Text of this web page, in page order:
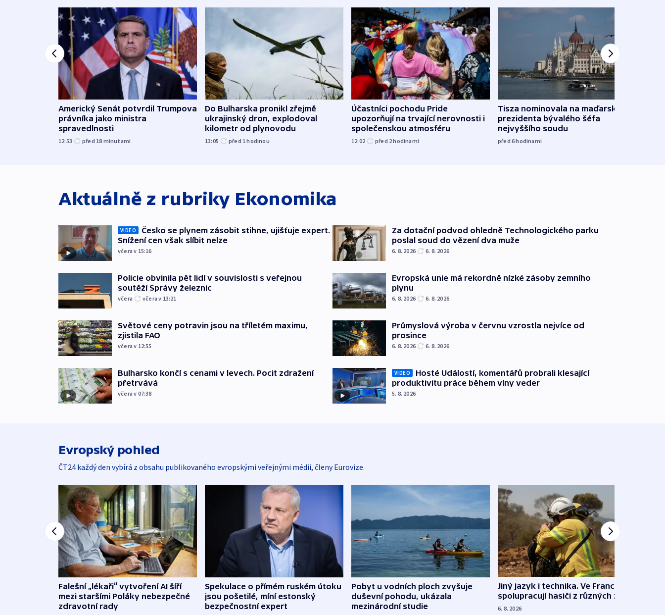
Americký Senát potvrdil Trumpova
právníka jako ministra
spravedlnosti
12:53 před 18 minutami
Do Bulharska pronikl zřejmě
ukrajinský dron, explodoval
kilometr od plynovodu
13:05 před 1hodinou
Účastníci pochodu Pride
upozorňují na trvající nerovnosti i
společenskou atmosféru
12:02 před 2hodinami
Tisza nominovala na maďarského
prezidenta bývalého šéfa
nejvyššího soudu
před 6hodinami
Aktuálně z rubriky Ekonomika
VIDEO
Česko se plynem zásobit stihne, ujišťuje expert.
Snížení cen však slíbit nelze
včera v 15:16
Policie obvinila pět lidí v souvislosti s veřejnou
soutěží Správy železnic
včera včera v 13:21
Světové ceny potravin jsou na tříletém maximu,
zjistila FAO
včera v 12:55
Bulharsko končí s cenami v levech. Pocit zdražení
přetrvává
včera v 07:38
Za dotační podvod ohledně Technologického parku
poslal soud do vězení dva muže
6. 8. 2026 6. 8. 2026
Evropská unie má rekordně nízké zásoby zemního
plynu
6. 8. 2026 6. 8. 2026
Průmyslová výroba v červnu vzrostla nejvíce od
prosince
6. 8. 2026 6. 8. 2026
VIDEO
Hosté Událostí, komentářů probrali klesající
produktivitu práce během vlny veder
5. 8. 2026
Evropský pohled
ČT24 každý den vybírá z obsahu publikovaného evropskými veřejnými médii, členy Eurovize.
Falešní „lékaři“ vytvoření AI šíří
mezi staršími Poláky nebezpečné
zdravotní rady
Spekulace o přímém ruském útoku
jsou pošetilé, míní estonský
bezpečnostní expert
Pobyt u vodních ploch zvyšuje
duševní pohodu, ukázala
mezinárodní studie
Jiný jazyk i technika. Ve Francii
spolupracují hasiči z různých zemí
6. 8. 2026